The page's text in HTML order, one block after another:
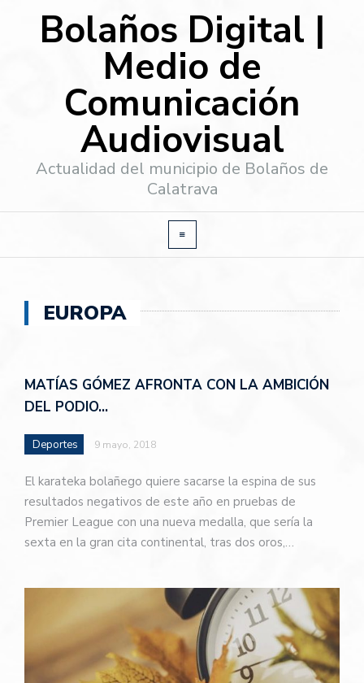
Bolaños Digital |
Medio de
Comunicación
Audiovisual
Actualidad del municipio de Bolaños de
Calatrava
EUROPA
MATÍAS GÓMEZ AFRONTA CON LA AMBICIÓN
DEL PODIO…
Deportes 9 mayo, 2018
El karateka bolañego quiere sacarse la espina de sus
resultados negativos de este año en pruebas de
Premier League con una nueva medalla, que sería la
sexta en la gran cita continental, tras dos oros,…